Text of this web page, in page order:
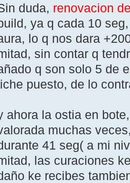
duda, renovacion
ya q cada 10
lo q nos dara
sin contar q
q son solo 5 de
puesto, de lo
ahora la ostia en
muchas
41 seg( a mi
las curaciones
ke recibes